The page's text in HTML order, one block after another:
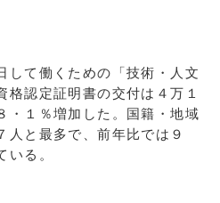
て働くための「技術・人文
格認定証明書の交付は４万１
・１％増加した。国籍・地域
人と最多で、前年比では９
いる。